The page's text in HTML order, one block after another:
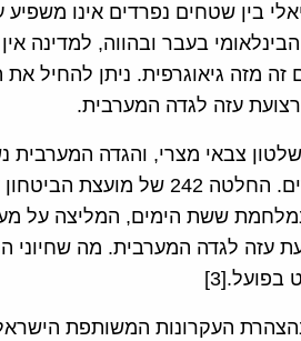
בין שטחים נפרדים אינו
בעבר ובהווה, למדינה
זה מזה גיאוגרפית. ניתן להחיל
עזה לגדה המערבית.
נתונה לשלטון צבאי מצרי, והגדה
אותה תקופה לא היה כל קשר בין שני
ששת הימים, המליצה על
עזה לגדה המערבית. מה
אוסלו החל ב-13 בספטמבר 1993 בהצהרת העקרונות